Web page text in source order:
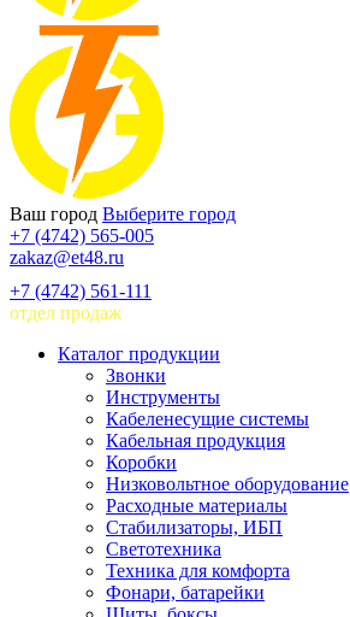
Ваш город Выберите город
+7 (4742) 565-005
zakaz@et48.ru
+7 (4742) 561-111
отдел продаж
Каталог продукции
Звонки
Инструменты
Кабеленесущие системы
Кабельная продукция
Коробки
Низковольтное оборудование
Расходные материалы
Стабилизаторы, ИБП
Светотехника
Техника для комфорта
Фонари, батарейки